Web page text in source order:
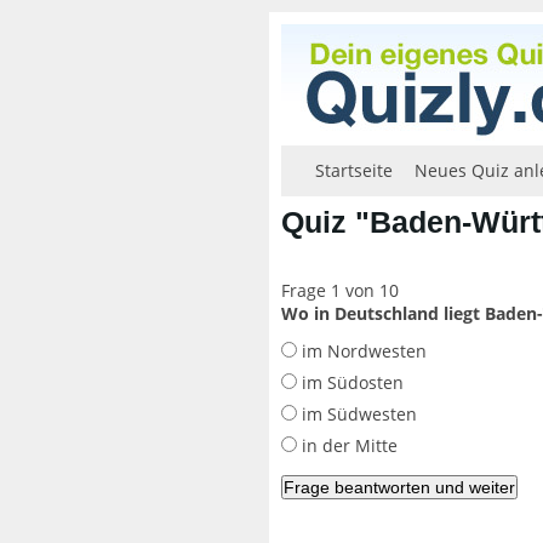
Startseite Neues Quiz
Quiz "Baden-
Frage 1 von 10
Wo in Deutschland liegt
im Nordwesten
im Südosten
im Südwesten
in der Mitte